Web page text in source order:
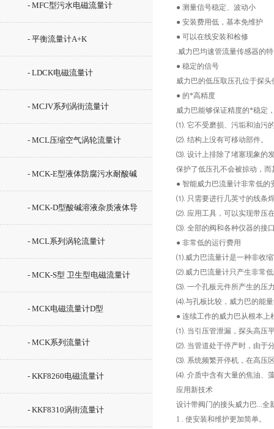
- MFC型污水电磁流量计
- 平衡流量计A+K
- LDCK电磁流量计
- MCJV系列涡街流量计
- MCL压缩空气涡轮流量计
- MCK-E型液体防腐污水耐酸碱
消防泥浆液体流量计
- MCK-D型酸碱溶液杂质液体导
电液体流量计
- MCL系列涡轮流量计
- MCK-S型 卫生型电磁流量计
- MCK电磁流量计D型
- MCK系列流量计
- KKF8260电磁流量计
- KKF8310涡街流量计
● 测量信号稳定、波动小
● 安装费用低，基本免维护
● 可以在线安装和检修
.威力巴均速管流量传感器的
● 稳定的信号
威力巴的低压取压孔位于探
● 的*高精度
威力巴能够保证精度的*稳定
⑴. 它不受磨损、污垢和油污
⑵. 结构上没有可移动部件。
⑶. 设计上排除了堵塞现象的
保护了低压孔不会被掠动，
● 智能威力巴流量计非常低的
⑴. 只需要进行几英寸的线条
⑵. 应用工具，可以实现带压
⑶. 全部的阀和各种仪器的接
● 非常低的运行费用
⑴.威力巴流量计是一种非收
⑵.威力巴流量计只产生非常
⑶. 一个孔板元件所产生的压
⑷.与孔板比较，威力巴的能
● 连续工作的威力巴从根本上
⑴. 当引压管泄漏，探头高压
⑵. 当管道处于停产时，由于
⑶. 系统频繁开停机，在高压
⑷. 介质中含有大量的焦油、
应用新技术
设计带阀门的接头威力巴...全
1 . 使安装和维护更加简单。